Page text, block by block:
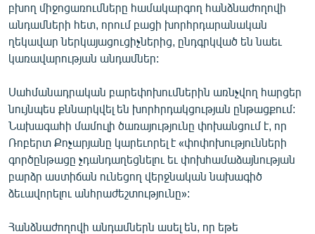
բխող միջոցառումները համակարգող հանձնաժողովի
անդամների հետ, որում բացի խորհրդարանական
ղեկավար ներկայացուցիչներից, ընդգրկված են նաեւ
կառավարության անդամներ:
Սահմանադրական բարեփոխումներին առնչվող հարցեր
նույնպես քննարկվել են խորհրդակցության ընթացքում:
Նախագահի մամուլի ծառայությունը փոխանցում է, որ
Ռոբերտ Քոչարյանը կարեւորել է «փոփոխությունների
գործընթացը չդանդաղեցնելու եւ փոխհամաձայնության
բարձր աստիճան ունեցող վերջնական նախագիծ
ձեւավորելու անհրաժեշտությունը»:
Հանձնաժողովի անդամներն ասել են, որ եթե